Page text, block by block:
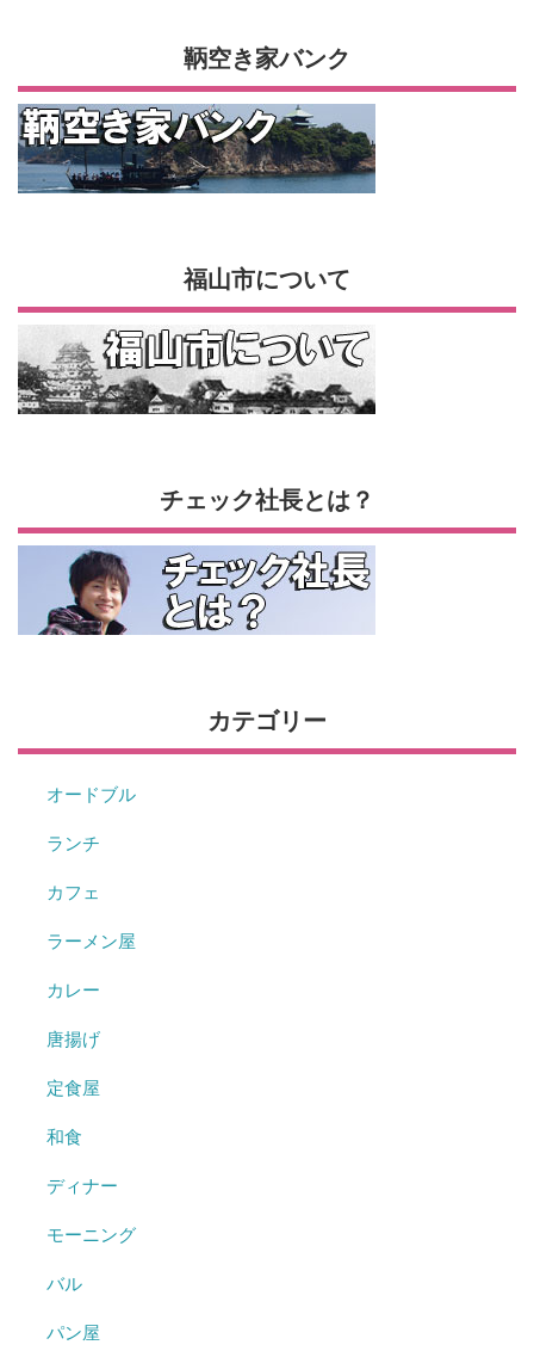
鞆空き家バンク
福山市について
チェック社長とは？
カテゴリー
オードブル
ランチ
カフェ
ラーメン屋
カレー
唐揚げ
定食屋
和食
ディナー
モーニング
バル
パン屋